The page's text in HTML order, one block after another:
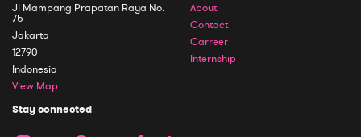
Jl Mampang Prapatan Raya No.
75
Jakarta
12790
Indonesia
View Map
About
Contact
Carreer
Internship
Stay connected